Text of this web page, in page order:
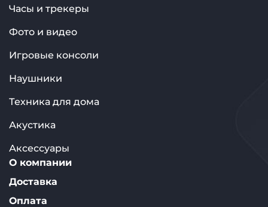
Часы и трекеры
Фото и видео
Игровые консоли
Наушники
Техника для дома
Акустика
Аксессуары
О компании
Доставка
Оплата